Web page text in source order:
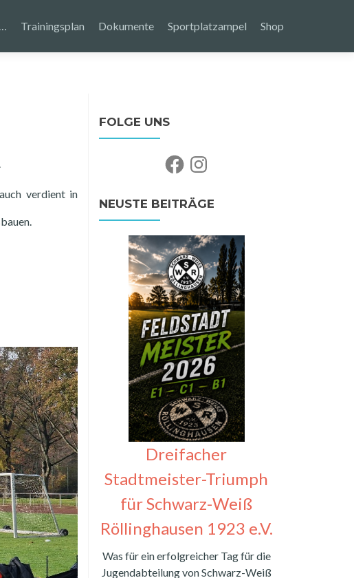
Trainingsplan Dokumente Sportplatzampel Shop
verdient in
FOLGE UNS
FacebookInstagram
NEUSTE BEITRÄGE
Dreifacher
Stadtmeister-Triumph
für Schwarz-Weiß
Röllinghausen 1923 e.V.
Was für ein erfolgreicher Tag für die
Jugendabteilung von Schwarz-Weiß